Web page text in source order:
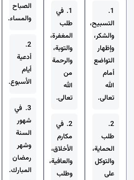
1.
التسبيح،
والشكر،
وإظهار
التواضع
أمام
الله
تعالى.
2.
طلب
الحماية،
والتوكل
على
1. في
طلب
المغفرة،
والتوبة،
والرحمة
من
الله
تعالى.
2. في
مكارم
الأخلاق،
والعافية،
وطلب
الصباح
والمساء.
2.
أدعية
أيام
الأسبوع.
3. في
شهور
السنة
وشهر
رمضان
المبارك.